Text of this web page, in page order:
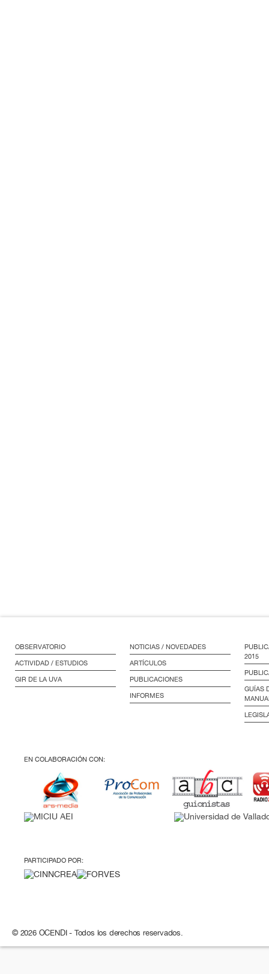
OBSERVATORIO
ACTIVIDAD / ESTUDIOS
GIR DE LA UVA
NOTICIAS / NOVEDADES
ARTÍCULOS
PUBLICACIONES
INFORMES
2015
GUÍAS
EN COLABORACIÓN CON:
PARTICIPADO POR:
© 2026 OCENDI - Todos los derechos reservados.